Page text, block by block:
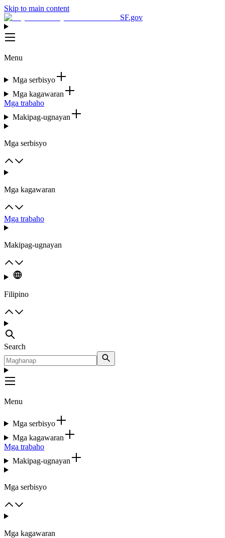
Skip to main content
SF.gov
Menu
Mga serbisyo
Mga kagawaran
Mga trabaho
Makipag-ugnayan
Mga serbisyo
Mga kagawaran
Mga trabaho
Makipag-ugnayan
Filipino
Search
Menu
Mga serbisyo
Mga kagawaran
Mga trabaho
Makipag-ugnayan
Mga serbisyo
Mga kagawaran